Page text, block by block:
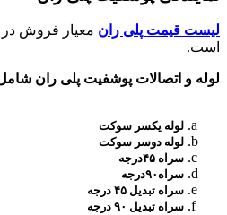
لیست قیمت پلی ران معیار فروش در
است.
لوله و اتصالات پوشفیت پلی ران
لوله یکسر سوکت
لوله دوسر سوکت
سراه ۴۵درجه
سراه۹۰درجه
سراه تبدیل ۴۵ درجه
سراه تبدیل ۹۰ درجه